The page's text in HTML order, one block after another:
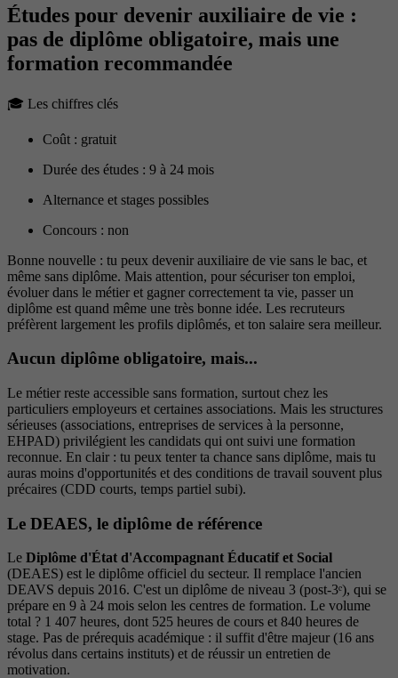
Études pour devenir auxiliaire de vie :
pas de diplôme obligatoire, mais une
formation recommandée
🎓 Les chiffres clés
Coût : gratuit
Durée des études : 9 à 24 mois
Alternance et stages possibles
Concours : non
Bonne nouvelle : tu peux devenir auxiliaire de vie sans le bac, et
même sans diplôme. Mais attention, pour sécuriser ton emploi,
évoluer dans le métier et gagner correctement ta vie, passer un
diplôme est quand même une très bonne idée. Les recruteurs
préfèrent largement les profils diplômés, et ton salaire sera meilleur.
Aucun diplôme obligatoire, mais...
Le métier reste accessible sans formation, surtout chez les
particuliers employeurs et certaines associations. Mais les structures
sérieuses (associations, entreprises de services à la personne,
EHPAD) privilégient les candidats qui ont suivi une formation
reconnue. En clair : tu peux tenter ta chance sans diplôme, mais tu
auras moins d'opportunités et des conditions de travail souvent plus
précaires (CDD courts, temps partiel subi).
Le DEAES, le diplôme de référence
Le Diplôme d'État d'Accompagnant Éducatif et Social
(DEAES) est le diplôme officiel du secteur. Il remplace l'ancien
DEAVS depuis 2016. C'est un diplôme de niveau 3 (post-3ᵉ), qui se
prépare en 9 à 24 mois selon les centres de formation. Le volume
total ? 1 407 heures, dont 525 heures de cours et 840 heures de
stage. Pas de prérequis académique : il suffit d'être majeur (16 ans
révolus dans certains instituts) et de réussir un entretien de
motivation.